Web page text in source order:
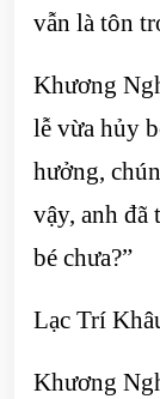
vẫn là tôn
Khương
lễ vừa hủy
hưởng,
vậy, anh đã
bé chưa?”
Lạc Trí
Khương